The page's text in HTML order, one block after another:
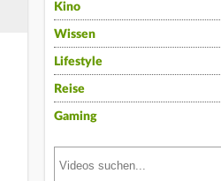
Kino
Wissen
Lifestyle
Reise
Gaming